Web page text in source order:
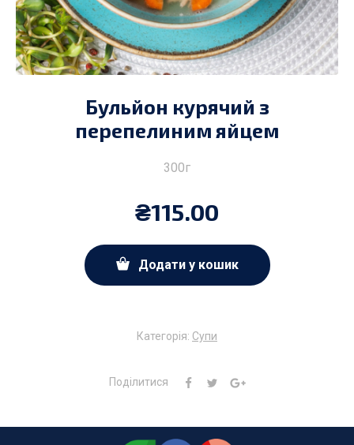
Бульйон курячий з
перепелиним яйцем
300г
₴115.00
Додати у кошик
Категорія: Супи
Поділитися